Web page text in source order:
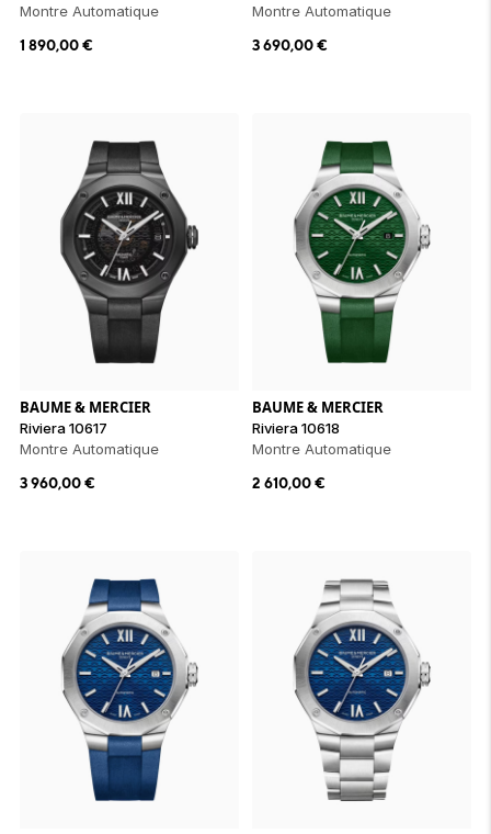
Montre Automatique
1 890,00€
Montre Automatique
3 690,00€
BAUME & MERCIER
Riviera 10617
Montre Automatique
3 960,00€
BAUME & MERCIER
Riviera 10618
Montre Automatique
2 610,00€